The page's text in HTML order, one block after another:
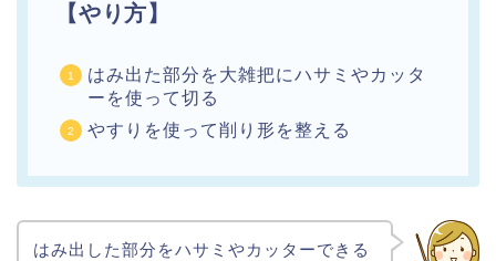
【やり方】
はみ出た部分を大雑把にハサミやカッタ
ーを使って切る
やすりを使って削り形を整える
はみ出した部分をハサミやカッターできる